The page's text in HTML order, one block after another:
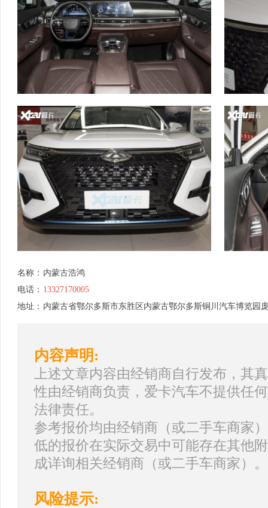
名称： 内蒙古浩鸿
电话： 13327170005
地址： 内蒙古省鄂尔多斯市东胜区内蒙古鄂尔多斯铜川汽车博览园
内容声明:
上述文章内容由经销商自行发布，其
性由经销商负责，爱卡汽车不提供任
法律责任。
参考报价均由经销商（或二手车商家
低的报价在实际交易中可能存在其他
成详询相关经销商（或二手车商家）。
风险提示: